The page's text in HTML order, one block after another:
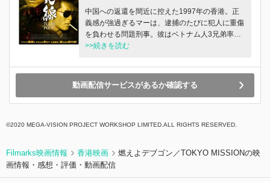
中国への返還を間近に控えた1997年の香港。正
義感が強過ぎるマーは、逮捕のたびに犯人に重傷
を負わせる問題刑事。彼はベトナム人3兄弟率い
る凶悪な犯罪組織を追っていた。そんななか、潜
体を見破られ…。
>>続きを読む
動画配信サービスがあるか確認する
©2020 MEGA-VISION PROJECT WORKSHOP LIMITED.ALL RIGHTS RESERVED.
Filmarks映画情報 香港映画
燃えよデブゴン／TOKYO MISSIONの映
画情報・感想・評価・動画配信